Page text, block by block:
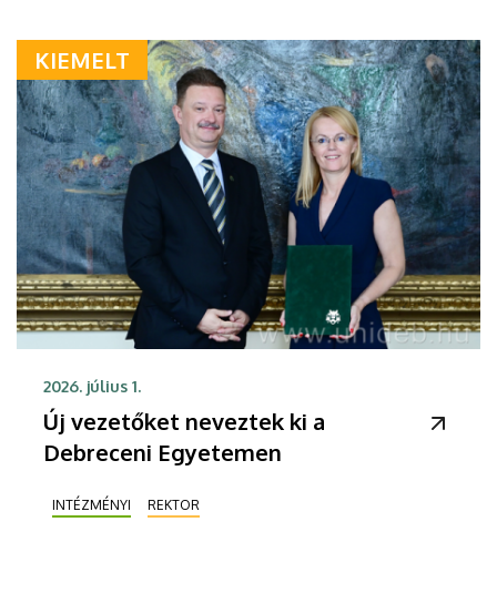
KIEMELT
2026. július 1.
Új vezetőket neveztek ki a
Debreceni Egyetemen
INTÉZMÉNYI REKTOR